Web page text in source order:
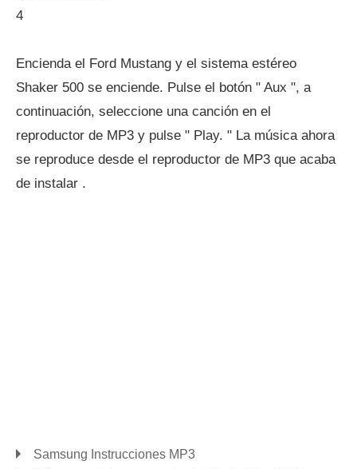
4
Encienda el Ford Mustang y el sistema estéreo
Shaker 500 se enciende. Pulse el botón " Aux ", a
continuación, seleccione una canción en el
reproductor de MP3 y pulse " Play. " La música ahora
se reproduce desde el reproductor de MP3 que acaba
de instalar .
Samsung Instrucciones MP3